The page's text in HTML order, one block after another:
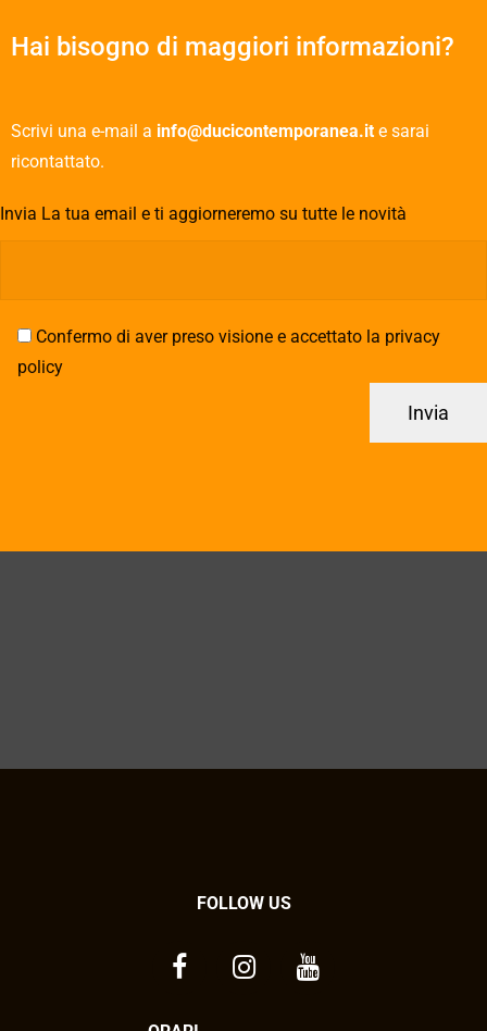
Hai bisogno di maggiori informazioni?
Scrivi una e-mail a info@ducicontemporanea.it e sarai
ricontattato.
Invia La tua email e ti aggiorneremo su tutte le novità
Confermo di aver preso visione e accettato la privacy
policy
FOLLOW US